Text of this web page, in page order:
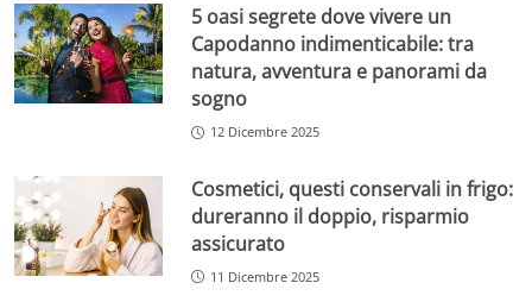
5 oasi segrete dove vivere un
Capodanno indimenticabile: tra
natura, avventura e panorami da
sogno
12 Dicembre 2025
Cosmetici, questi conservali in frigo:
dureranno il doppio, risparmio
assicurato
11 Dicembre 2025